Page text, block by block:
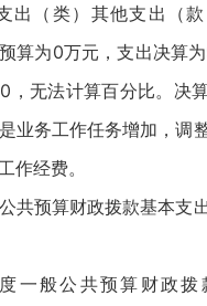
（类）其他支出（款
预算为0万元，支出决算
，无法计算百分比。决
业务工作任务增加，调
作经费。
预算财政拨款基本支
般公共预算财政拨